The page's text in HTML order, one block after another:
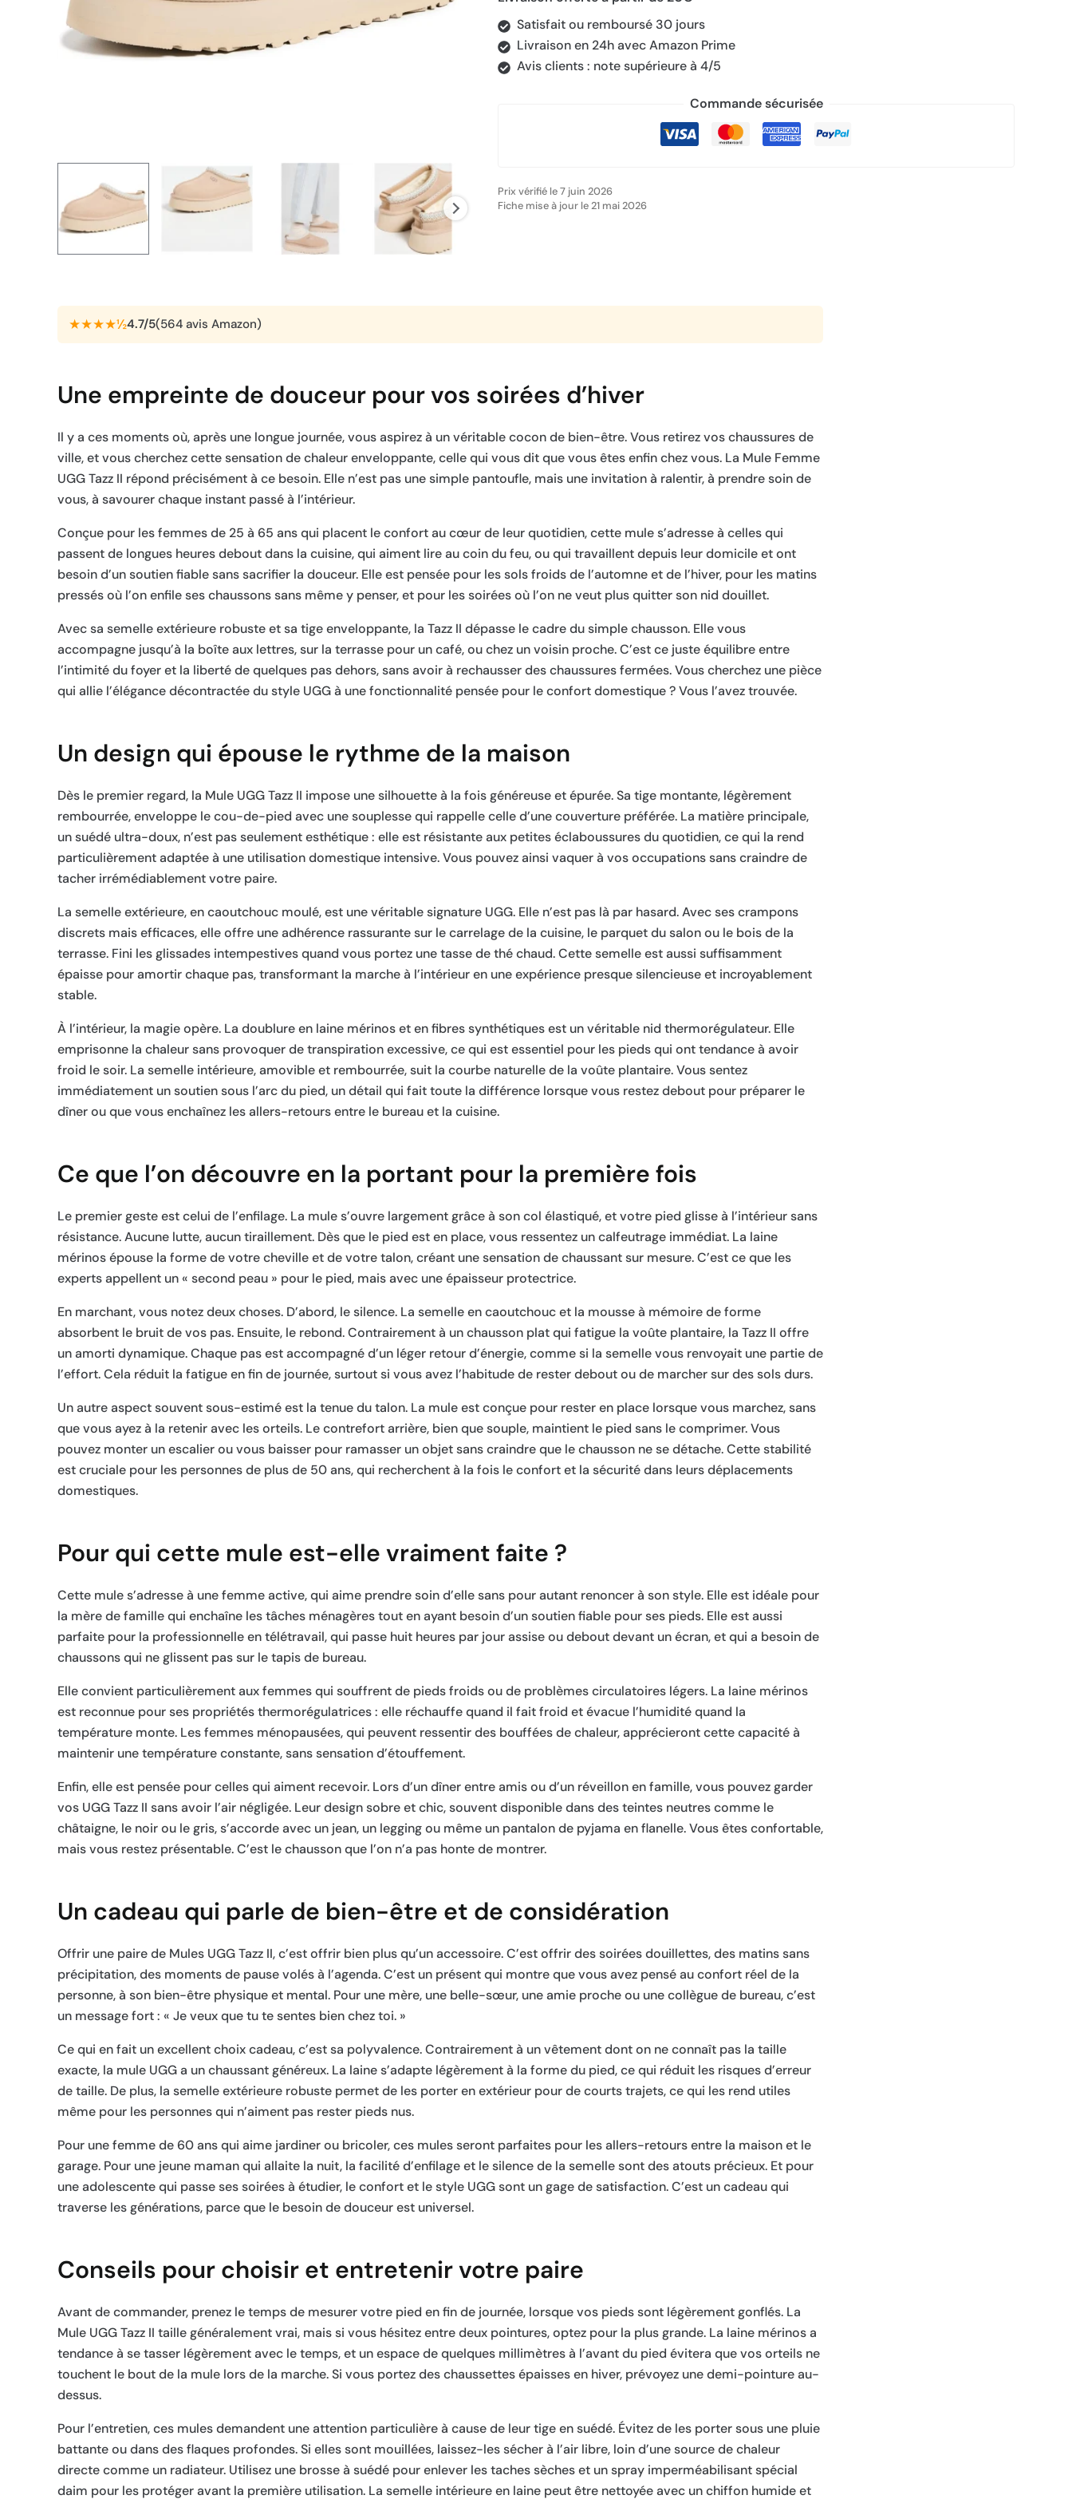
Satisfait ou remboursé 30 jours
Livraison en 24h avec Amazon Prime
Avis clients : note supérieure à 4/5
Commande sécurisée
Prix vérifié le 7 juin 2026
Fiche mise à jour le 21 mai 2026
★★★★½4.7/5(564 avis Amazon)
Une empreinte de douceur pour vos soirées d’hiver
Il y a ces moments où, après une longue journée, vous aspirez à un véritable cocon de bien-être. Vous retirez vos chaussures de
ville, et vous cherchez cette sensation de chaleur enveloppante, celle qui vous dit que vous êtes enfin chez vous. La Mule Femme
UGG Tazz II répond précisément à ce besoin. Elle n’est pas une simple pantoufle, mais une invitation à ralentir, à prendre soin de
vous, à savourer chaque instant passé à l’intérieur.
Conçue pour les femmes de 25 à 65 ans qui placent le confort au cœur de leur quotidien, cette mule s’adresse à celles qui
passent de longues heures debout dans la cuisine, qui aiment lire au coin du feu, ou qui travaillent depuis leur domicile et ont
besoin d’un soutien fiable sans sacrifier la douceur. Elle est pensée pour les sols froids de l’automne et de l’hiver, pour les matins
pressés où l’on enfile ses chaussons sans même y penser, et pour les soirées où l’on ne veut plus quitter son nid douillet.
Avec sa semelle extérieure robuste et sa tige enveloppante, la Tazz II dépasse le cadre du simple chausson. Elle vous
accompagne jusqu’à la boîte aux lettres, sur la terrasse pour un café, ou chez un voisin proche. C’est ce juste équilibre entre
l’intimité du foyer et la liberté de quelques pas dehors, sans avoir à rechausser des chaussures fermées. Vous cherchez une pièce
qui allie l’élégance décontractée du style UGG à une fonctionnalité pensée pour le confort domestique ? Vous l’avez trouvée.
Un design qui épouse le rythme de la maison
Dès le premier regard, la Mule UGG Tazz II impose une silhouette à la fois généreuse et épurée. Sa tige montante, légèrement
rembourrée, enveloppe le cou-de-pied avec une souplesse qui rappelle celle d’une couverture préférée. La matière principale,
un suédé ultra-doux, n’est pas seulement esthétique : elle est résistante aux petites éclaboussures du quotidien, ce qui la rend
particulièrement adaptée à une utilisation domestique intensive. Vous pouvez ainsi vaquer à vos occupations sans craindre de
tacher irrémédiablement votre paire.
La semelle extérieure, en caoutchouc moulé, est une véritable signature UGG. Elle n’est pas là par hasard. Avec ses crampons
discrets mais efficaces, elle offre une adhérence rassurante sur le carrelage de la cuisine, le parquet du salon ou le bois de la
terrasse. Fini les glissades intempestives quand vous portez une tasse de thé chaud. Cette semelle est aussi suffisamment
épaisse pour amortir chaque pas, transformant la marche à l’intérieur en une expérience presque silencieuse et incroyablement
stable.
À l’intérieur, la magie opère. La doublure en laine mérinos et en fibres synthétiques est un véritable nid thermorégulateur. Elle
emprisonne la chaleur sans provoquer de transpiration excessive, ce qui est essentiel pour les pieds qui ont tendance à avoir
froid le soir. La semelle intérieure, amovible et rembourrée, suit la courbe naturelle de la voûte plantaire. Vous sentez
immédiatement un soutien sous l’arc du pied, un détail qui fait toute la différence lorsque vous restez debout pour préparer le
dîner ou que vous enchaînez les allers-retours entre le bureau et la cuisine.
Ce que l’on découvre en la portant pour la première fois
Le premier geste est celui de l’enfilage. La mule s’ouvre largement grâce à son col élastiqué, et votre pied glisse à l’intérieur sans
résistance. Aucune lutte, aucun tiraillement. Dès que le pied est en place, vous ressentez un calfeutrage immédiat. La laine
mérinos épouse la forme de votre cheville et de votre talon, créant une sensation de chaussant sur mesure. C’est ce que les
experts appellent un « second peau » pour le pied, mais avec une épaisseur protectrice.
En marchant, vous notez deux choses. D’abord, le silence. La semelle en caoutchouc et la mousse à mémoire de forme
absorbent le bruit de vos pas. Ensuite, le rebond. Contrairement à un chausson plat qui fatigue la voûte plantaire, la Tazz II offre
un amorti dynamique. Chaque pas est accompagné d’un léger retour d’énergie, comme si la semelle vous renvoyait une partie de
l’effort. Cela réduit la fatigue en fin de journée, surtout si vous avez l’habitude de rester debout ou de marcher sur des sols durs.
Un autre aspect souvent sous-estimé est la tenue du talon. La mule est conçue pour rester en place lorsque vous marchez, sans
que vous ayez à la retenir avec les orteils. Le contrefort arrière, bien que souple, maintient le pied sans le comprimer. Vous
pouvez monter un escalier ou vous baisser pour ramasser un objet sans craindre que le chausson ne se détache. Cette stabilité
est cruciale pour les personnes de plus de 50 ans, qui recherchent à la fois le confort et la sécurité dans leurs déplacements
domestiques.
Pour qui cette mule est-elle vraiment faite ?
Cette mule s’adresse à une femme active, qui aime prendre soin d’elle sans pour autant renoncer à son style. Elle est idéale pour
la mère de famille qui enchaîne les tâches ménagères tout en ayant besoin d’un soutien fiable pour ses pieds. Elle est aussi
parfaite pour la professionnelle en télétravail, qui passe huit heures par jour assise ou debout devant un écran, et qui a besoin de
chaussons qui ne glissent pas sur le tapis de bureau.
Elle convient particulièrement aux femmes qui souffrent de pieds froids ou de problèmes circulatoires légers. La laine mérinos
est reconnue pour ses propriétés thermorégulatrices : elle réchauffe quand il fait froid et évacue l’humidité quand la
température monte. Les femmes ménopausées, qui peuvent ressentir des bouffées de chaleur, apprécieront cette capacité à
maintenir une température constante, sans sensation d’étouffement.
Enfin, elle est pensée pour celles qui aiment recevoir. Lors d’un dîner entre amis ou d’un réveillon en famille, vous pouvez garder
vos UGG Tazz II sans avoir l’air négligée. Leur design sobre et chic, souvent disponible dans des teintes neutres comme le
châtaigne, le noir ou le gris, s’accorde avec un jean, un legging ou même un pantalon de pyjama en flanelle. Vous êtes confortable,
mais vous restez présentable. C’est le chausson que l’on n’a pas honte de montrer.
Un cadeau qui parle de bien-être et de considération
Offrir une paire de Mules UGG Tazz II, c’est offrir bien plus qu’un accessoire. C’est offrir des soirées douillettes, des matins sans
précipitation, des moments de pause volés à l’agenda. C’est un présent qui montre que vous avez pensé au confort réel de la
personne, à son bien-être physique et mental. Pour une mère, une belle-sœur, une amie proche ou une collègue de bureau, c’est
un message fort : « Je veux que tu te sentes bien chez toi. »
Ce qui en fait un excellent choix cadeau, c’est sa polyvalence. Contrairement à un vêtement dont on ne connaît pas la taille
exacte, la mule UGG a un chaussant généreux. La laine s’adapte légèrement à la forme du pied, ce qui réduit les risques d’erreur
de taille. De plus, la semelle extérieure robuste permet de les porter en extérieur pour de courts trajets, ce qui les rend utiles
même pour les personnes qui n’aiment pas rester pieds nus.
Pour une femme de 60 ans qui aime jardiner ou bricoler, ces mules seront parfaites pour les allers-retours entre la maison et le
garage. Pour une jeune maman qui allaite la nuit, la facilité d’enfilage et le silence de la semelle sont des atouts précieux. Et pour
une adolescente qui passe ses soirées à étudier, le confort et le style UGG sont un gage de satisfaction. C’est un cadeau qui
traverse les générations, parce que le besoin de douceur est universel.
Conseils pour choisir et entretenir votre paire
Avant de commander, prenez le temps de mesurer votre pied en fin de journée, lorsque vos pieds sont légèrement gonflés. La
Mule UGG Tazz II taille généralement vrai, mais si vous hésitez entre deux pointures, optez pour la plus grande. La laine mérinos a
tendance à se tasser légèrement avec le temps, et un espace de quelques millimètres à l’avant du pied évitera que vos orteils ne
touchent le bout de la mule lors de la marche. Si vous portez des chaussettes épaisses en hiver, prévoyez une demi-pointure au-
dessus.
Pour l’entretien, ces mules demandent une attention particulière à cause de leur tige en suédé. Évitez de les porter sous une pluie
battante ou dans des flaques profondes. Si elles sont mouillées, laissez-les sécher à l’air libre, loin d’une source de chaleur
directe comme un radiateur. Utilisez une brosse à suédé pour enlever les taches sèches et un spray imperméabilisant spécial
daim pour les protéger avant la première utilisation. La semelle intérieure en laine peut être nettoyée avec un chiffon humide et